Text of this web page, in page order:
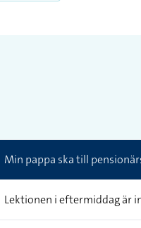
Min pappa ska till
Lektionen i eftermiddag är